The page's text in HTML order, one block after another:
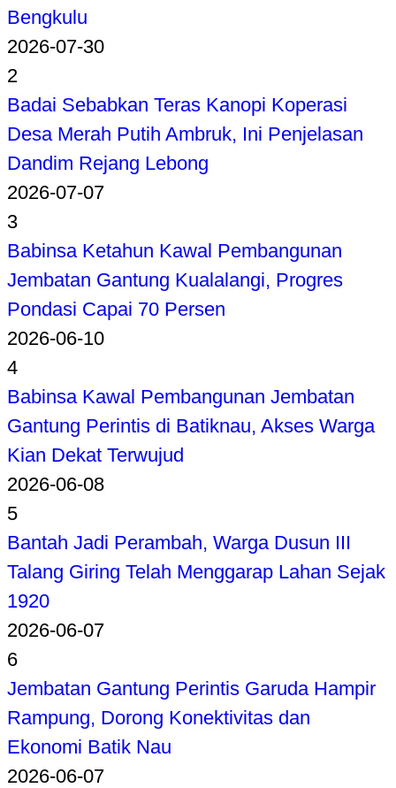
Bengkulu
2026-07-30
2
Badai Sebabkan Teras Kanopi Koperasi
Desa Merah Putih Ambruk, Ini Penjelasan
Dandim Rejang Lebong
2026-07-07
3
Babinsa Ketahun Kawal Pembangunan
Jembatan Gantung Kualalangi, Progres
Pondasi Capai 70 Persen
2026-06-10
4
Babinsa Kawal Pembangunan Jembatan
Gantung Perintis di Batiknau, Akses Warga
Kian Dekat Terwujud
2026-06-08
5
Bantah Jadi Perambah, Warga Dusun III
Talang Giring Telah Menggarap Lahan Sejak
1920
2026-06-07
6
Jembatan Gantung Perintis Garuda Hampir
Rampung, Dorong Konektivitas dan
Ekonomi Batik Nau
2026-06-07